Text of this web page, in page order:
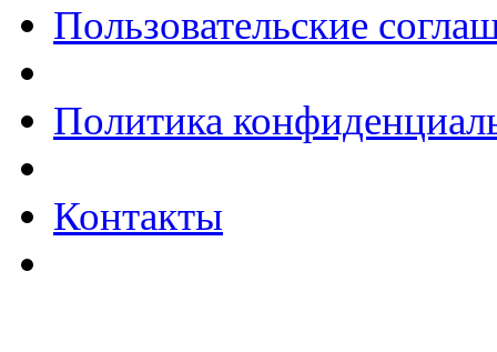
Пользовательские
Политика
Контакты